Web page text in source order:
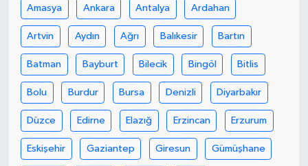
Amasya Ankara Antalya Ardahan
Artvin Aydın Ağrı Balıkesir Bartın
Batman Bayburt Bilecik Bingöl Bitlis
Bolu Burdur Bursa Denizli Diyarbakır
Düzce Edirne Elazığ Erzincan Erzurum
Eskişehir Gaziantep Giresun Gümüşhane
Sağlık